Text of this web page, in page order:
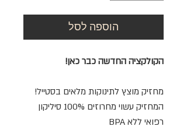
הוספה לסל
הקולקציה החדשה כבר כאן!
מחזיק מוצץ לתינוקות מלאים בסטייל!
המחזיק עשוי מחרוזים 100% סיליקון
רפואי ללא BPA